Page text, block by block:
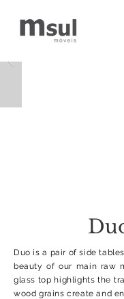
Duo is a pair of side
beauty of our main raw
glass top highlights the
wood grains create and